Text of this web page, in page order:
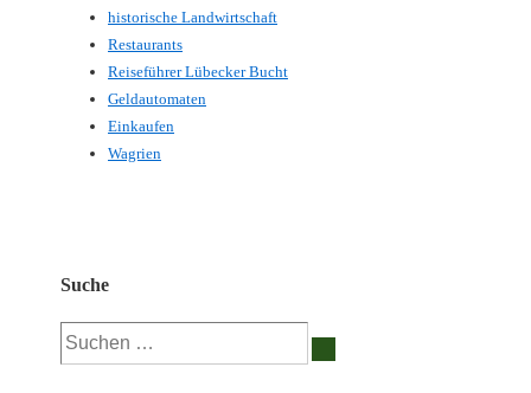
historische Landwirtschaft
Restaurants
Reiseführer Lübecker Bucht
Geldautomaten
Einkaufen
Wagrien
Suche
Suchen
nach: